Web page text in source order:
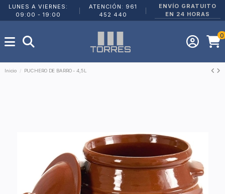
LUNES A VIERNES:
09:00 - 19:00
ATENCIÓN: 961
452 440
ENVÍO GRATUITO
EN 24 HORAS
0
Inicio PUCHERO DE BARRO - 4,5L